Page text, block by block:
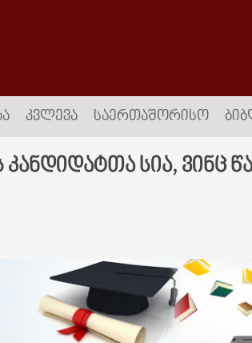
ᲙᲕᲚᲔᲕᲐ ᲡᲐᲔᲠᲗᲐᲨᲝᲠᲘᲡᲝ
სია, ვინც